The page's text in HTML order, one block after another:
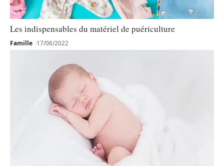
Les indispensables du matériel de puériculture
Famille 17/06/2022